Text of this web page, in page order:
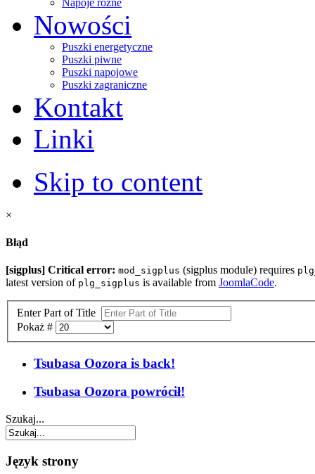
Nowości
Puszki energetyczne
Puszki piwne
Puszki napojowe
Puszki zagraniczne
Kontakt
Linki
Skip to content
×
Błąd
[sigplus] Critical error: mod_sigplus (sigplus module) requires
latest version of plg_sigplus is available from JoomlaCode.
Enter Part of Title
Pokaż #
Tsubasa Oozora is back!
Tsubasa Oozora powrócił!
Szukaj...
Język strony